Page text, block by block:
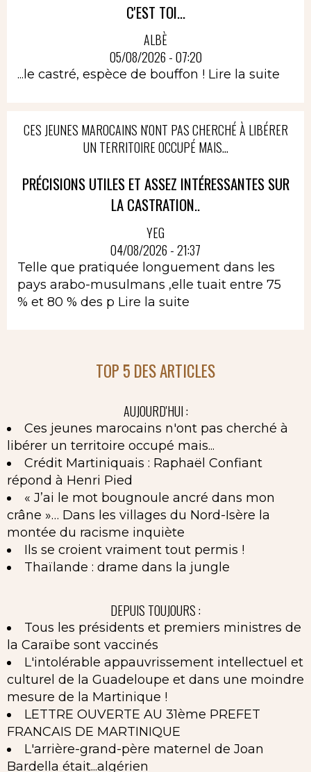
C'EST TOI...
ALBÈ
05/08/2026 - 07:20
...le castré, espèce de bouffon ! Lire la suite
CES JEUNES MAROCAINS N'ONT PAS CHERCHÉ À LIBÉRER
UN TERRITOIRE OCCUPÉ MAIS...
PRÉCISIONS UTILES ET ASSEZ INTÉRESSANTES SUR
LA CASTRATION..
YEG
04/08/2026 - 21:37
Telle que pratiquée longuement dans les
pays arabo-musulmans ,elle tuait entre 75
% et 80 % des p Lire la suite
TOP 5 DES ARTICLES
AUJOURD'HUI :
Ces jeunes marocains n'ont pas cherché à
libérer un territoire occupé mais...
Crédit Martiniquais : Raphaël Confiant
répond à Henri Pied
« J’ai le mot bougnoule ancré dans mon
crâne »… Dans les villages du Nord-Isère la
montée du racisme inquiète
Ils se croient vraiment tout permis !
Thaïlande : drame dans la jungle
DEPUIS TOUJOURS :
Tous les présidents et premiers ministres de
la Caraïbe sont vaccinés
L'intolérable appauvrissement intellectuel et
culturel de la Guadeloupe et dans une moindre
mesure de la Martinique !
LETTRE OUVERTE AU 31ème PREFET
FRANCAIS DE MARTINIQUE
L'arrière-grand-père maternel de Joan
Bardella était...algérien